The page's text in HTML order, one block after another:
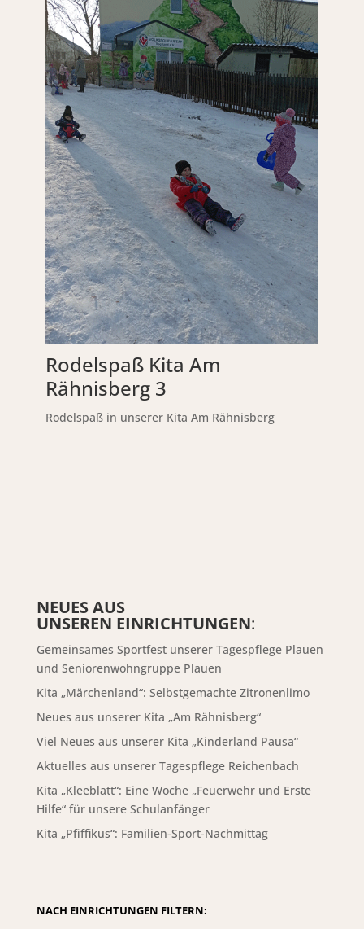
Rodelspaß Kita Am
Rähnisberg 3
Rodelspaß in unserer Kita Am Rähnisberg
NEUES AUS
UNSEREN EINRICHTUNGEN:
Gemeinsames Sportfest unserer Tagespflege Plauen
und Seniorenwohngruppe Plauen
Kita „Märchenland“: Selbstgemachte Zitronenlimo
Neues aus unserer Kita „Am Rähnisberg“
Viel Neues aus unserer Kita „Kinderland Pausa“
Aktuelles aus unserer Tagespflege Reichenbach
Kita „Kleeblatt“: Eine Woche „Feuerwehr und Erste
Hilfe“ für unsere Schulanfänger
Kita „Pfiffikus“: Familien-Sport-Nachmittag
NACH EINRICHTUNGEN FILTERN: